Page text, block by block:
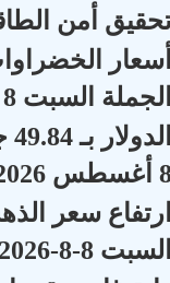
أمن
السبت 8 أغسطس 2026
2026
8-8-2026